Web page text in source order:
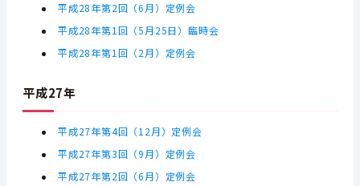
平成28年第2回（6月）定例会
平成28年第1回（5月25日）臨時会
平成28年第1回（2月）定例会
平成27年
平成27年第4回（12月）定例会
平成27年第3回（9月）定例会
平成27年第2回（6月）定例会